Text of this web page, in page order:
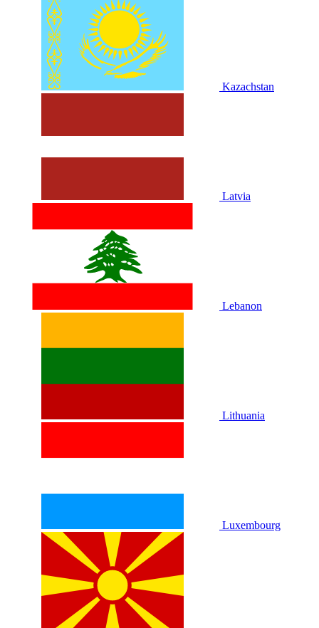
Kazachstan
Latvia
Lebanon
Lithuania
Luxembourg